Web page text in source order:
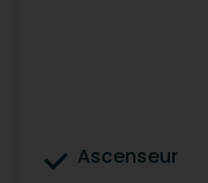
Ascenseur